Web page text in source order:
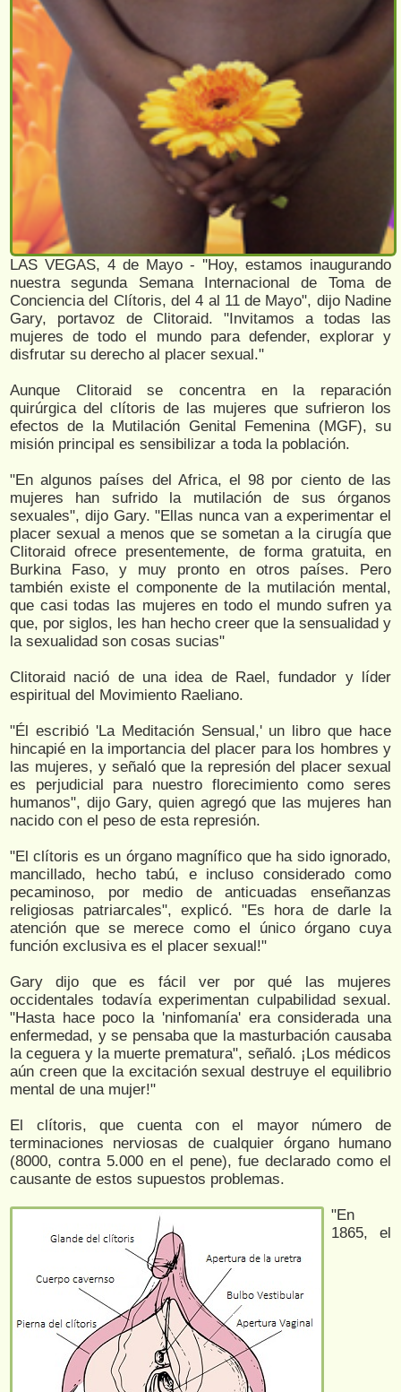
LAS VEGAS, 4 de Mayo - ''Hoy, estamos inaugurando
nuestra segunda Semana Internacional de Toma de
Conciencia del Clítoris, del 4 al 11 de Mayo", dijo Nadine
Gary, portavoz de Clitoraid. "Invitamos a todas las
mujeres de todo el mundo para defender, explorar y
disfrutar su derecho al placer sexual."
Aunque Clitoraid se concentra en la reparación
quirúrgica del clítoris de las mujeres que sufrieron los
efectos de la Mutilación Genital Femenina (MGF), su
misión principal es sensibilizar a toda la población.
"En algunos países del Africa, el 98 por ciento de las
mujeres han sufrido la mutilación de sus órganos
sexuales", dijo Gary. "Ellas nunca van a experimentar el
placer sexual a menos que se sometan a la cirugía que
Clitoraid ofrece presentemente, de forma gratuita, en
Burkina Faso, y muy pronto en otros países. Pero
también existe el componente de la mutilación mental,
que casi todas las mujeres en todo el mundo sufren ya
que, por siglos, les han hecho creer que la sensualidad y
la sexualidad son cosas sucias"
Clitoraid nació de una idea de Rael, fundador y líder
espiritual del Movimiento Raeliano.
"Él escribió 'La Meditación Sensual,' un libro que hace
hincapié en la importancia del placer para los hombres y
las mujeres, y señaló que la represión del placer sexual
es perjudicial para nuestro florecimiento como seres
humanos", dijo Gary, quien agregó que las mujeres han
nacido con el peso de esta represión.
"El clítoris es un órgano magnífico que ha sido ignorado,
mancillado, hecho tabú, e incluso considerado como
pecaminoso, por medio de anticuadas enseñanzas
religiosas patriarcales", explicó. "Es hora de darle la
atención que se merece como el único órgano cuya
función exclusiva es el placer sexual!"
Gary dijo que es fácil ver por qué las mujeres
occidentales todavía experimentan culpabilidad sexual.
"Hasta hace poco la 'ninfomanía' era considerada una
enfermedad, y se pensaba que la masturbación causaba
la ceguera y la muerte prematura", señaló. ¡Los médicos
aún creen que la excitación sexual destruye el equilibrio
mental de una mujer!"
El clítoris, que cuenta con el mayor número de
terminaciones nerviosas de cualquier órgano humano
(8000, contra 5.000 en el pene), fue declarado como el
causante de estos supuestos problemas.
"En
1865, el